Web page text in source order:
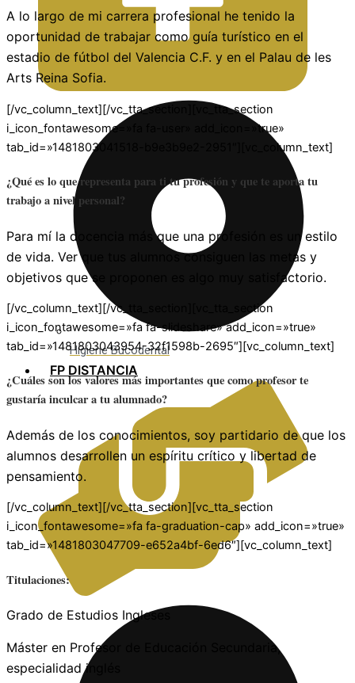
Higiene Bucodental
FP DISTANCIA
A lo largo de mi carrera profesional he tenido la
oportunidad de trabajar como guía turístico en el
estadio de fútbol del Valencia C.F. y en el Palau de les
Arts Reina Sofia.
[/vc_column_text][/vc_tta_section][vc_tta_section
i_icon_fontawesome=»fa fa-user» add_icon=»true»
tab_id=»1481803041518-b9e3b9e2-2951″][vc_column_text]
¿Qué es lo que representa para ti tu profesión y que te aporta tu
trabajo a nivel personal?
Para mí la docencia más que una profesión es un estilo
de vida. Ver que tus alumnos consiguen las metas y
objetivos que se proponen es algo muy satisfactorio.
[/vc_column_text][/vc_tta_section][vc_tta_section
i_icon_fontawesome=»fa fa-slideshare» add_icon=»true»
tab_id=»1481803043954-32f1598b-2695″][vc_column_text]
¿Cuáles son los valores más importantes que como profesor te
gustaría inculcar a tu alumnado?
Además de los conocimientos, soy partidario de que los
alumnos desarrollen un espíritu crítico y libertad de
pensamiento.
[/vc_column_text][/vc_tta_section][vc_tta_section
i_icon_fontawesome=»fa fa-graduation-cap» add_icon=»true»
tab_id=»1481803047709-e652a4bf-6ed6″][vc_column_text]
Titulaciones:
Grado de Estudios Ingleses
Máster en Profesor de Educación Secundaria,
especialidad inglés